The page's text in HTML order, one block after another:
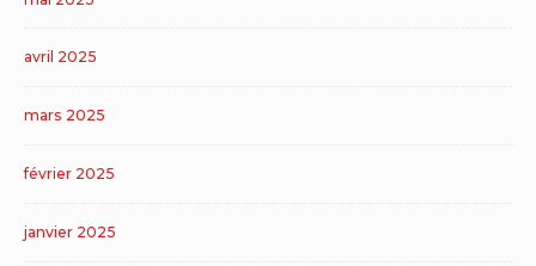
avril 2025
mars 2025
février 2025
janvier 2025